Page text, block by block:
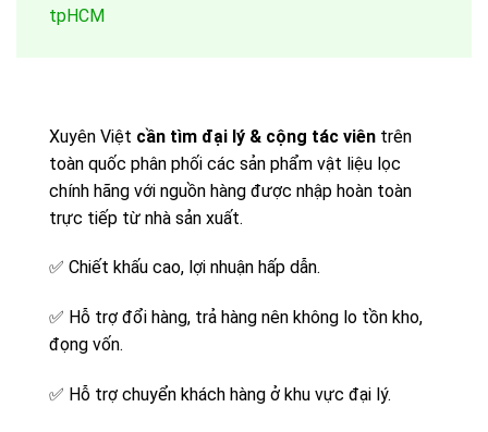
tpHCM
Xuyên Việt cần tìm đại lý & cộng tác viên trên
toàn quốc phân phối các sản phẩm vật liệu lọc
chính hãng với nguồn hàng được nhập hoàn toàn
trực tiếp từ nhà sản xuất.
✅ Chiết khấu cao, lợi nhuận hấp dẫn.
✅ Hỗ trợ đổi hàng, trả hàng nên không lo tồn kho,
đọng vốn.
✅ Hỗ trợ chuyển khách hàng ở khu vực đại lý.